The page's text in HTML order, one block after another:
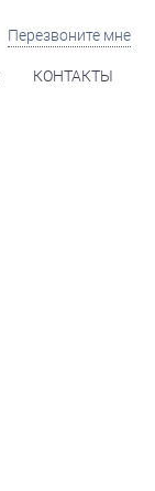
Перезвоните мне
КОНТАКТЫ